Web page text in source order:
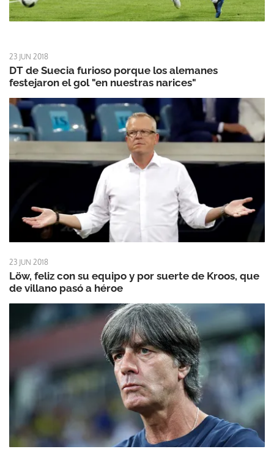
23 JUN 2018
DT de Suecia furioso porque los alemanes
festejaron el gol "en nuestras narices"
23 JUN 2018
Löw, feliz con su equipo y por suerte de Kroos, que
de villano pasó a héroe